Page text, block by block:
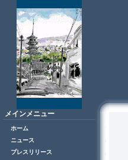
メインメニュー
ホーム
ニュース
プレスリリース